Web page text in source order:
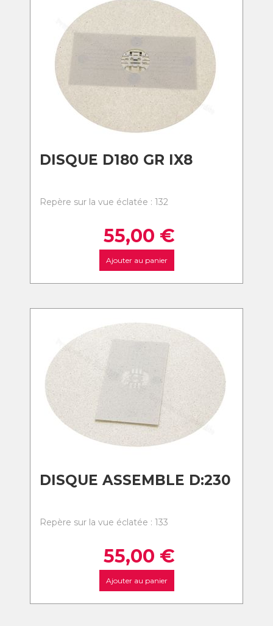
DISQUE D180 GR IX8
Repère sur la vue éclatée : 132
55,00 €
Ajouter au panier
DISQUE ASSEMBLE D:230
Repère sur la vue éclatée : 133
55,00 €
Ajouter au panier